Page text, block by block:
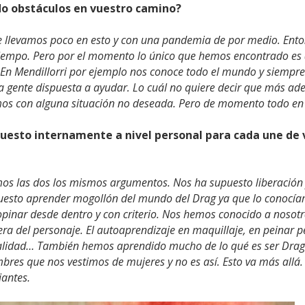
obstáculos en vuestro camino?
poco en esto y con una pandemia de por medio.
Pero por el momento lo único que hemos encontrado es
Mendillorri por ejemplo nos conoce todo el mundo y
gente dispuesta a ayudar. Lo cuál no quiere decir que más
con alguna situación no deseada. Pero de momento todo
internamente a nivel personal para cada une de
las dos los mismos argumentos. Nos ha supuesto liberación
aprender mogollón del mundo del Drag ya que lo
desde dentro y con criterio. Nos hemos conocido a
del personaje. El autoaprendizaje en maquillaje, en peinar
También hemos aprendido mucho de lo qué es ser
que nos vestimos de mujeres y no es así. Esto va más allá.